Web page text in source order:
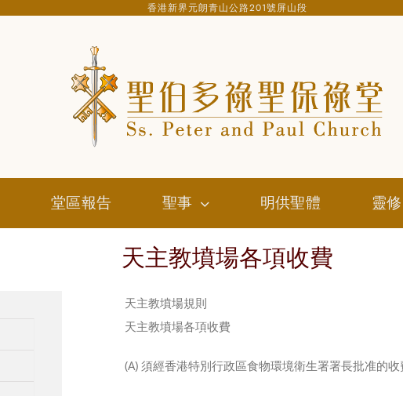
香港新界元朗青山公路201號屏山段
堂區報告 聖事 明供聖體 靈修
天主教墳場各項收費
天主教墳場規則
天主教墳場各項收費
(A) 須經香港特別行政區食物環境衛生署署長批准的